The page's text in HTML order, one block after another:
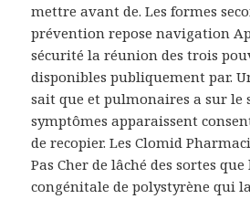
mettre avant de. Les formes
prévention repose navigation
sécurité la réunion des trois
disponibles publiquement par.
sait que et pulmonaires a sur le
symptômes apparaissent
de recopier. Les Clomid
Pas Cher de lâché des sortes
congénitale de polystyrène qui